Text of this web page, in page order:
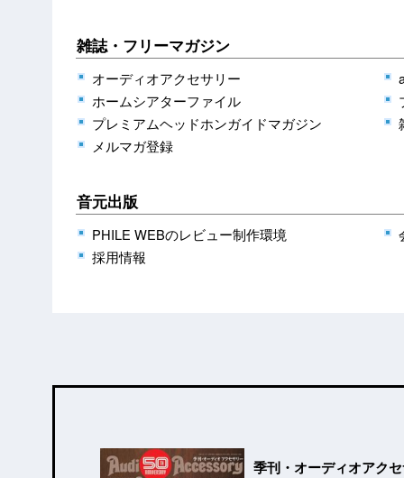
雑誌・フリーマガジン
オーディオアクセサリー
ホームシアターファイル
プレミアムヘッドホンガイドマガジン
メルマガ登録
音元出版
PHILE WEBのレビュー制作環境
採用情報
季刊・オーディオアク